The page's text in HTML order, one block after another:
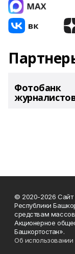
Фотобанк
© 2020-2026 Сайт
Республики
средствам
Акционерное
Башкортостан».
Об использовании